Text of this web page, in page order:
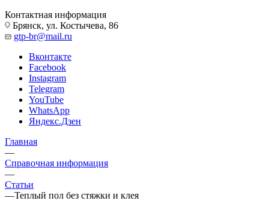
Контактная информация
Брянск, ул. Костычева, 86
gtp-br@mail.ru
Вконтакте
Facebook
Instagram
Telegram
YouTube
WhatsApp
Яндекс.Дзен
Главная
—
Справочная информация
—
Статьи
—Теплый пол без стяжки и клея